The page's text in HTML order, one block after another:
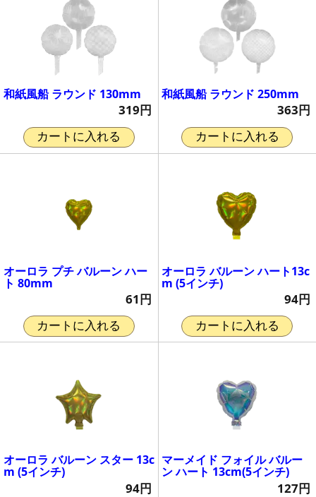
和紙風船 ラウンド 130mm
319円
カートに入れる
和紙風船 ラウンド 250mm
363円
カートに入れる
オーロラ プチ バルーン ハー
ト 80mm
61円
カートに入れる
オーロラ バルーン ハート13c
m (5インチ)
94円
カートに入れる
オーロラ バルーン スター 13c
m (5インチ)
94円
マーメイド フォイル バルー
ン ハート 13cm(5インチ)
127円